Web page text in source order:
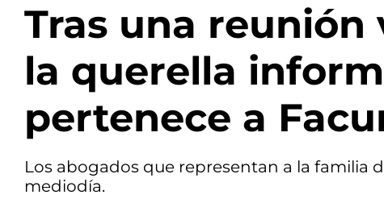
Tras una
la querella
pertenece a
Los abogados que representan a la familia
mediodía.